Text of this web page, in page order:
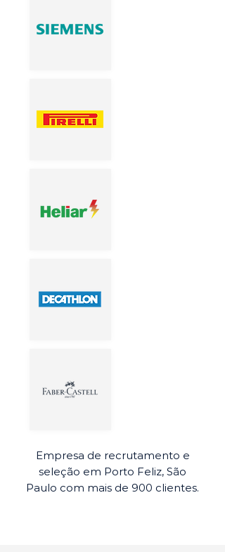
Empresa de recrutamento e
seleção em Porto Feliz, São
Paulo com mais de 900 clientes.